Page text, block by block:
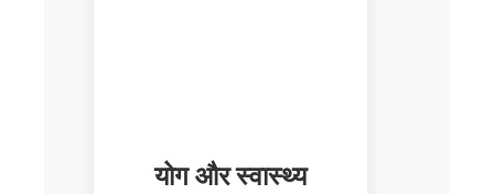
योग और स्वास्थ्य